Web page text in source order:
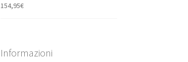
154,95€
Informazioni